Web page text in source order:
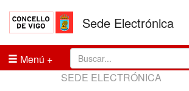
Sede Electrónica
Menú
SEDE ELECTRÓNICA